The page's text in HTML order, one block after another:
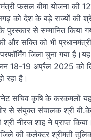
फसल बीमा योजना की
को देश के बड़े राज्यों की
पुरस्कार से सम्मानित किया
और सक्ति को भी
जिला चुना गया है।यह
18-19 अप्रैल 2025 को
रहा है।
सचिव कृषि के करकमलों
से संयुक्त संचालक श्री
श्री नीरज शाह ने प्राप्त
की कलेक्टर श्रीमती